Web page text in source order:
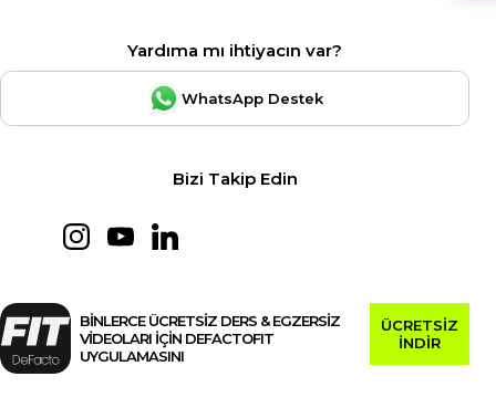
Yardıma mı ihtiyacın var?
WhatsApp Destek
Bizi Takip Edin
BİNLERCE ÜCRETSİZ DERS & EGZERSİZ
VİDEOLARI İÇİN DEFACTOFIT
UYGULAMASINI
ÜCRETSİZ
İNDİR